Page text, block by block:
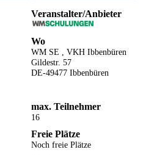
Veranstalter/Anbieter
Wo
WM SE , VKH Ibbenbüren
Gildestr. 57
DE-49477 Ibbenbüren
max. Teilnehmer
16
Freie Plätze
Noch freie Plätze